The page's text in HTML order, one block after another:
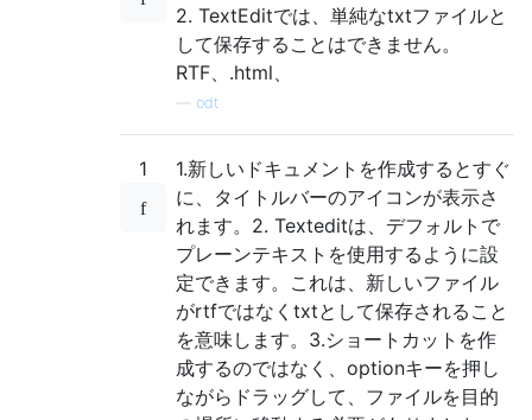
2. TextEditでは、単純なtxtファイルと
して保存することはできません。
RTF、.html、
odt
1
1.新しいドキュメントを作成するとすぐ
に、タイトルバーのアイコンが表示さ
れます。2. Texteditは、デフォルトで
プレーンテキストを使用するように設
定できます。これは、新しいファイル
がrtfではなくtxtとして保存されること
を意味します。3.ショートカットを作
成するのではなく、optionキーを押し
ながらドラッグして、ファイルを目的